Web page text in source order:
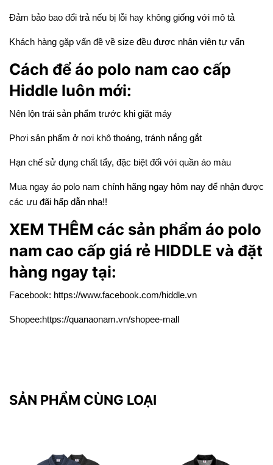
Đảm bảo bao đổi trả nếu bị lỗi hay không giống với mô tả
Khách hàng gặp vấn đề về size đều được nhân viên tự vấn
Cách để áo polo nam cao cấp
Hiddle luôn mới:
Nên lộn trái sản phẩm trước khi giặt máy
Phơi sản phẩm ở nơi khô thoáng, tránh nắng gắt
Hạn chế sử dụng chất tẩy, đặc biệt đối với quần áo màu
Mua ngay áo polo nam chính hãng ngay hôm nay để nhận được
các ưu đãi hấp dẫn nha!!
XEM THÊM các sản phẩm áo polo
nam cao cấp giá rẻ HIDDLE và đặt
hàng ngay tại:
Facebook: https://www.facebook.com/hiddle.vn
Shopee:https://quanaonam.vn/shopee-mall
SẢN PHẨM CÙNG LOẠI